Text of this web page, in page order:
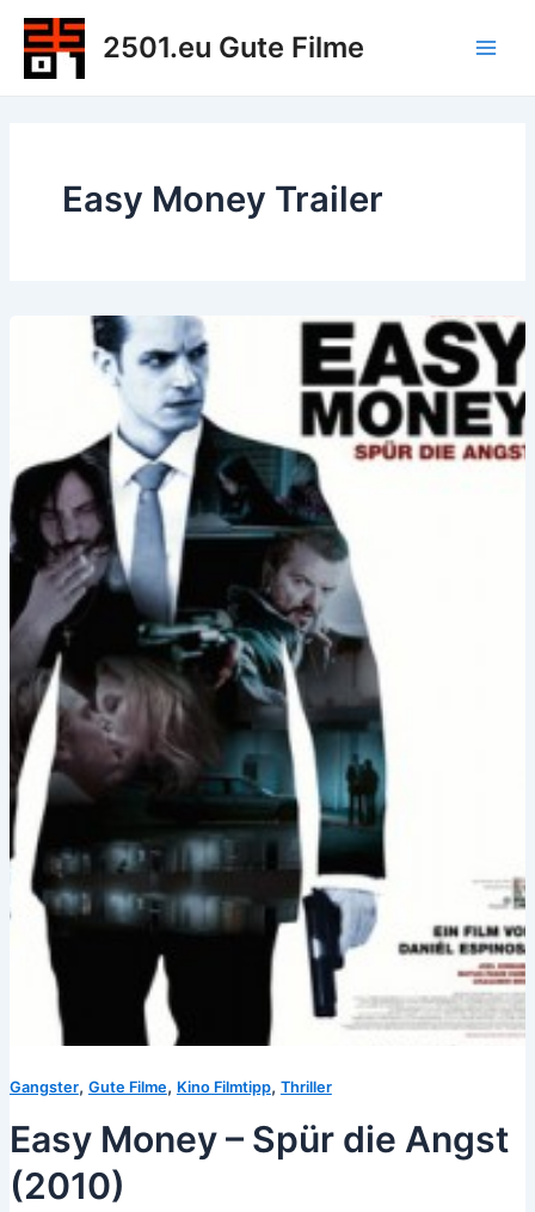
Zum
Inhalt
springen
2501.eu Gute Filme
Easy Money Trailer
Gangster, Gute Filme, Kino Filmtipp, Thriller
Easy Money – Spür die Angst
(2010)